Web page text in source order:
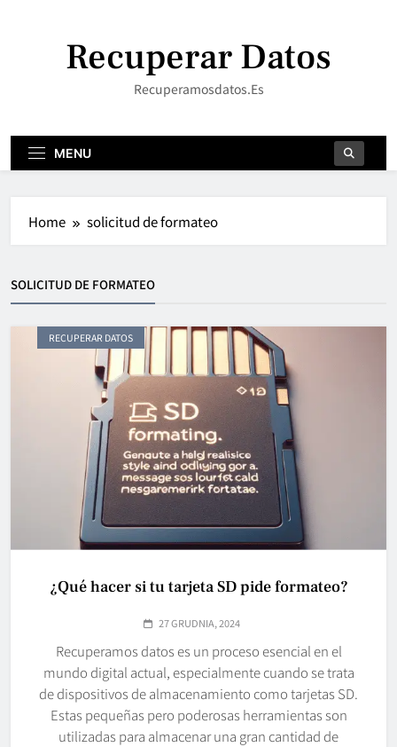
Recuperar Datos
Recuperamosdatos.es
MENU
Home solicitud de formateo
SOLICITUD DE FORMATEO
RECUPERAR DATOS
¿Qué hacer si tu tarjeta SD pide formateo?
27 GRUDNIA, 2024
Recuperamos datos es un proceso esencial en el
mundo digital actual, especialmente cuando se trata
de dispositivos de almacenamiento como tarjetas SD.
Estas pequeñas pero poderosas herramientas son
utilizadas para almacenar una gran cantidad de